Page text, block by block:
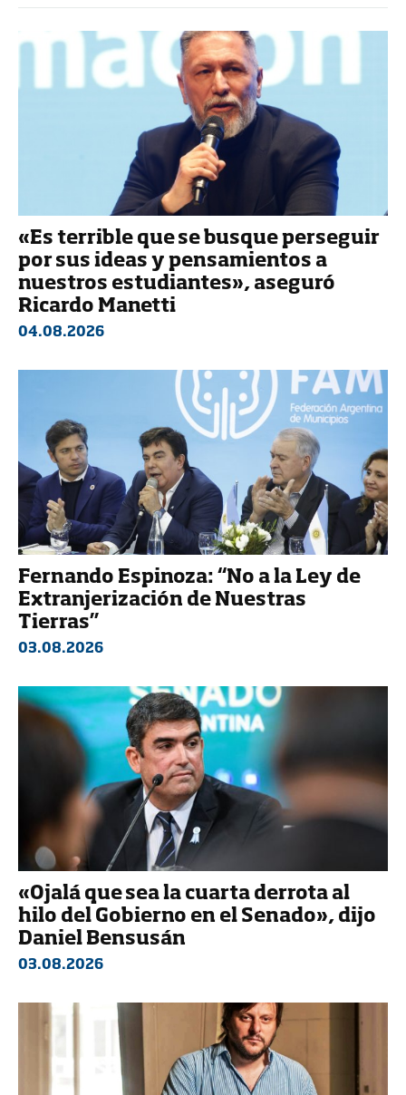
«Es terrible que se busque perseguir
por sus ideas y pensamientos a
nuestros estudiantes», aseguró
Ricardo Manetti
04.08.2026
Fernando Espinoza: “No a la Ley de
Extranjerización de Nuestras
Tierras”
03.08.2026
«Ojalá que sea la cuarta derrota al
hilo del Gobierno en el Senado», dijo
Daniel Bensusán
03.08.2026